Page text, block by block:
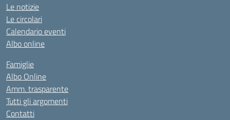
Le notizie
Le circolari
Calendario eventi
Albo online
Famiglie
Albo Online
Amm. trasparente
Tutti gli argomenti
Contatti